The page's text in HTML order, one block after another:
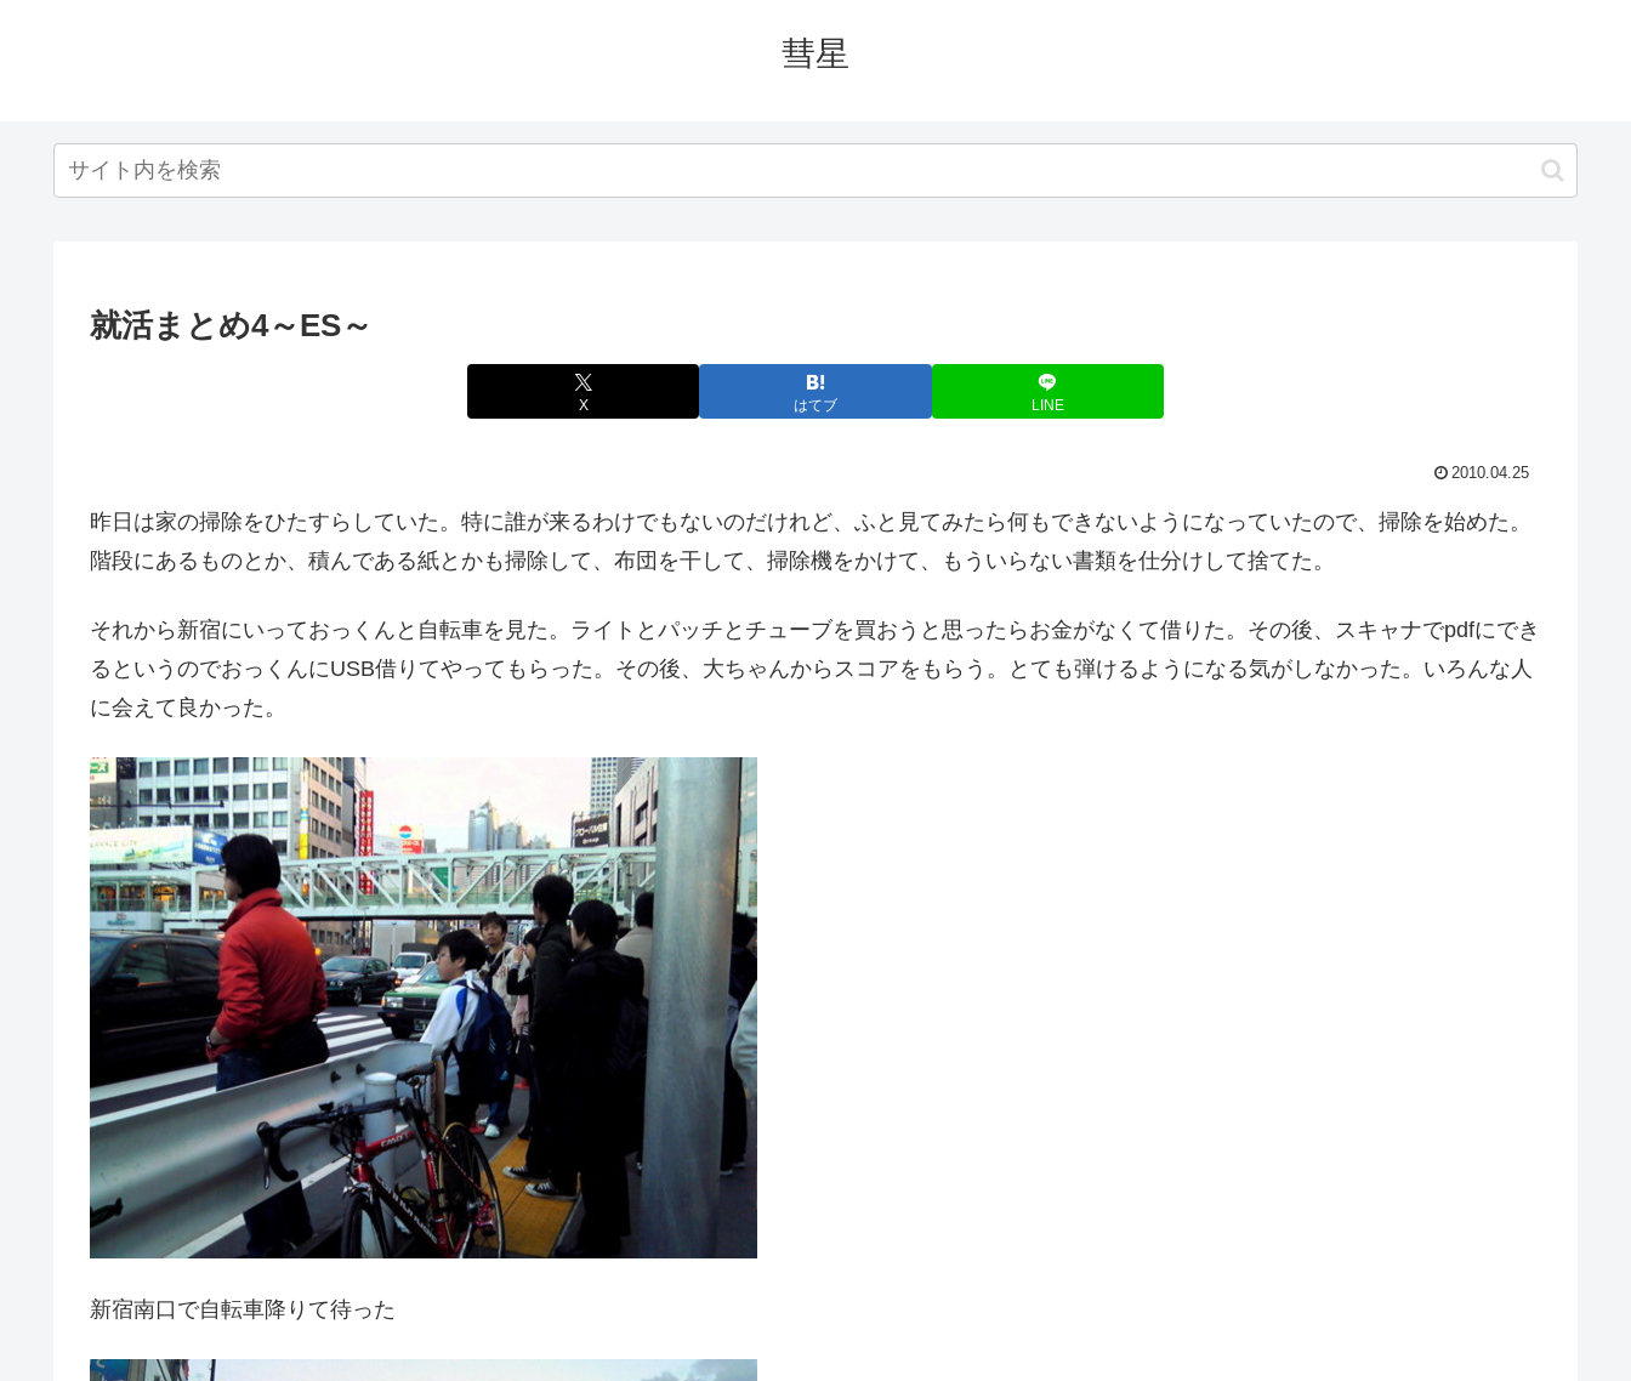
彗星
就活まとめ4～ES～
X はてブ LINE
2010.04.25
昨日は家の掃除をひたすらしていた。特に誰が来るわけでもないのだけれど、ふと見てみたら何もできないようになっていたので、掃除を始めた。
階段にあるものとか、積んである紙とかも掃除して、布団を干して、掃除機をかけて、もういらない書類を仕分けして捨てた。
それから新宿にいっておっくんと自転車を見た。ライトとパッチとチューブを買おうと思ったらお金がなくて借りた。その後、スキャナでpdfにでき
るというのでおっくんにUSB借りてやってもらった。その後、大ちゃんからスコアをもらう。とても弾けるようになる気がしなかった。いろんな人
に会えて良かった。
新宿南口で自転車降りて待った